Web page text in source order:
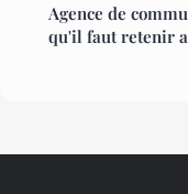
Agence de
qu'il faut retenir